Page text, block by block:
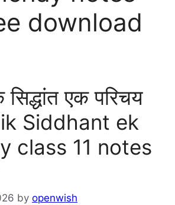
download
सिद्धांत एक परिचय
Siddhant ek
class 11 notes
by openwish